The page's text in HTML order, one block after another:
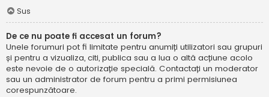
Sus
De ce nu poate fi accesat un forum?
Unele forumuri pot fi limitate pentru anumiți utilizatori sau grupuri
și pentru a vizualiza, citi, publica sau a lua o altă acțiune acolo
este nevoie de o autorizație specială. Contactați un moderator
sau un administrator de forum pentru a primi permisiunea
corespunzătoare.